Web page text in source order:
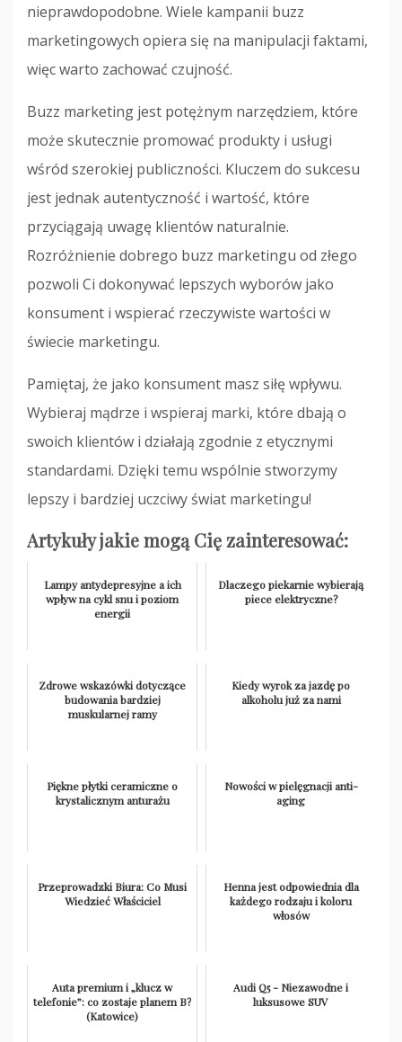
nieprawdopodobne. Wiele kampanii buzz
marketingowych opiera się na manipulacji faktami,
więc warto zachować czujność.
Buzz marketing jest potężnym narzędziem, które
może skutecznie promować produkty i usługi
wśród szerokiej publiczności. Kluczem do sukcesu
jest jednak autentyczność i wartość, które
przyciągają uwagę klientów naturalnie.
Rozróżnienie dobrego buzz marketingu od złego
pozwoli Ci dokonywać lepszych wyborów jako
konsument i wspierać rzeczywiste wartości w
świecie marketingu.
Pamiętaj, że jako konsument masz siłę wpływu.
Wybieraj mądrze i wspieraj marki, które dbają o
swoich klientów i działają zgodnie z etycznymi
standardami. Dzięki temu wspólnie stworzymy
lepszy i bardziej uczciwy świat marketingu!
Artykuły jakie mogą Cię zainteresować:
Lampy antydepresyjne a ich
wpływ na cykl snu i poziom
energii
Dlaczego piekarnie wybierają
piece elektryczne?
Zdrowe wskazówki dotyczące
budowania bardziej
muskularnej ramy
Kiedy wyrok za jazdę po
alkoholu już za nami
Piękne płytki ceramiczne o
krystalicznym anturażu
Nowości w pielęgnacji anti-
aging
Przeprowadzki Biura: Co Musi
Wiedzieć Właściciel
Henna jest odpowiednia dla
każdego rodzaju i koloru
włosów
Auta premium i „klucz w
telefonie”: co zostaje planem B?
(Katowice)
Audi Q5 - Niezawodne i
luksusowe SUV